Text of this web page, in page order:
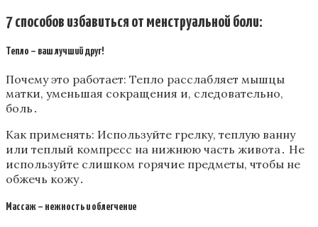
7 способов избавиться от менструальной боли:
Тепло – ваш лучший друг!
Почему это работает: Тепло расслабляет мышцы
матки, уменьшая сокращения и, следовательно,
боль․
Как применять: Используйте грелку, теплую ванну
или теплый компресс на нижнюю часть живота․ Не
используйте слишком горячие предметы, чтобы не
обжечь кожу․
Массаж – нежность и облегчение